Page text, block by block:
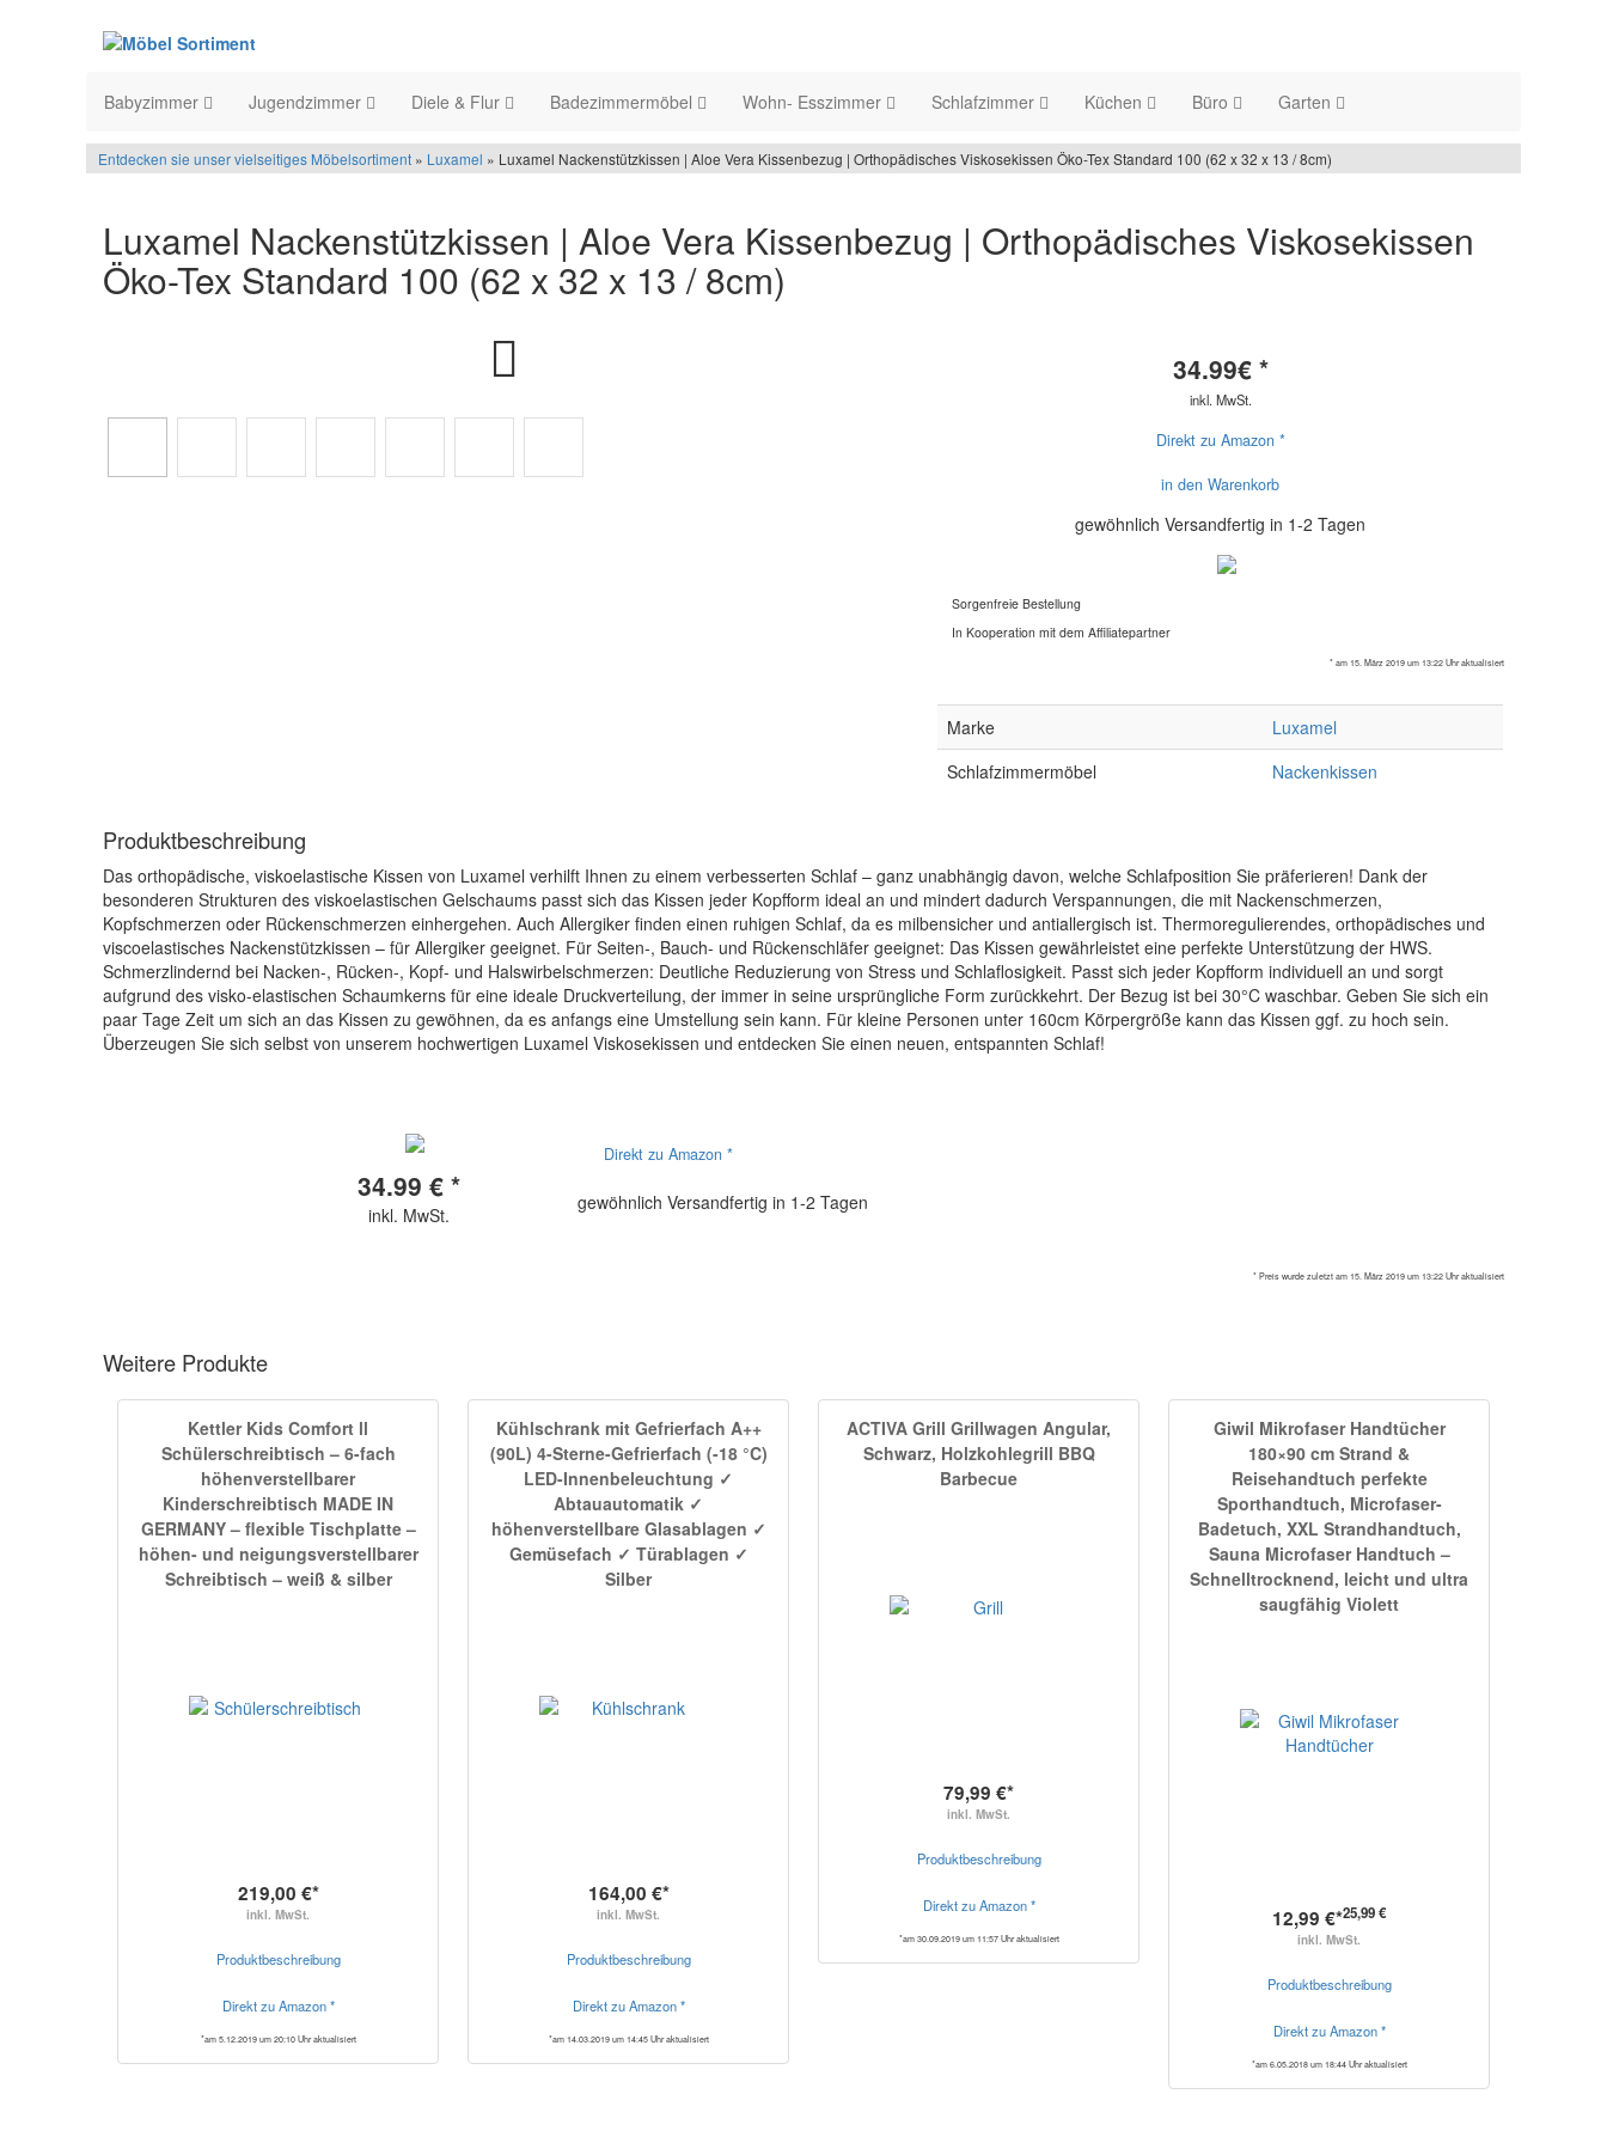
Babyzimmer Jugendzimmer Diele & Flur Badezimmermöbel Wohn- Esszimmer Schlafzimmer Küchen Büro Garten
Entdecken sie unser vielseitiges Möbelsortiment » Luxamel » Luxamel Nackenstützkissen | Aloe Vera Kissenbezug | Orthopädisches Viskosekissen Öko-Tex Standard 100 (62 x 32 x 13 / 8cm)
Luxamel Nackenstützkissen | Aloe Vera Kissenbezug | Orthopädisches Viskosekissen
Öko-Tex Standard 100 (62 x 32 x 13 / 8cm)
34.99€ *
inkl. MwSt.
Direkt zu Amazon *
in den Warenkorb
gewöhnlich Versandfertig in 1-2 Tagen
Sorgenfreie Bestellung
In Kooperation mit dem Affiliatepartner
* am 15. März 2019 um 13:22 Uhr aktualisiert
Marke
Luxamel
Schlafzimmermöbel
Nackenkissen
Produktbeschreibung
Das orthopädische, viskoelastische Kissen von Luxamel verhilft Ihnen zu einem verbesserten Schlaf – ganz unabhängig davon, welche Schlafposition Sie präferieren! Dank der
besonderen Strukturen des viskoelastischen Gelschaums passt sich das Kissen jeder Kopfform ideal an und mindert dadurch Verspannungen, die mit Nackenschmerzen,
Kopfschmerzen oder Rückenschmerzen einhergehen. Auch Allergiker finden einen ruhigen Schlaf, da es milbensicher und antiallergisch ist. Thermoregulierendes, orthopädisches und
viscoelastisches Nackenstützkissen – für Allergiker geeignet. Für Seiten-, Bauch- und Rückenschläfer geeignet: Das Kissen gewährleistet eine perfekte Unterstützung der HWS.
Schmerzlindernd bei Nacken-, Rücken-, Kopf- und Halswirbelschmerzen: Deutliche Reduzierung von Stress und Schlaflosigkeit. Passt sich jeder Kopfform individuell an und sorgt
aufgrund des visko-elastischen Schaumkerns für eine ideale Druckverteilung, der immer in seine ursprüngliche Form zurückkehrt. Der Bezug ist bei 30°C waschbar. Geben Sie sich ein
paar Tage Zeit um sich an das Kissen zu gewöhnen, da es anfangs eine Umstellung sein kann. Für kleine Personen unter 160cm Körpergröße kann das Kissen ggf. zu hoch sein.
Überzeugen Sie sich selbst von unserem hochwertigen Luxamel Viskosekissen und entdecken Sie einen neuen, entspannten Schlaf!
34.99 € *
inkl. MwSt.
Direkt zu Amazon *
gewöhnlich Versandfertig in 1-2 Tagen
* Preis wurde zuletzt am 15. März 2019 um 13:22 Uhr aktualisiert
Weitere Produkte
Kettler Kids Comfort ll
Schülerschreibtisch – 6-fach
höhenverstellbarer
Kinderschreibtisch MADE IN
GERMANY – flexible Tischplatte –
höhen- und neigungsverstellbarer
Schreibtisch – weiß & silber
219,00 €*
inkl. MwSt.
Produktbeschreibung
Direkt zu Amazon *
*am 5.12.2019 um 20:10 Uhr aktualisiert
Kühlschrank mit Gefrierfach A++
(90L) 4-Sterne-Gefrierfach (-18 °C)
LED-Innenbeleuchtung ✓
Abtauautomatik ✓
höhenverstellbare Glasablagen ✓
Gemüsefach ✓ Türablagen ✓
Silber
164,00 €*
inkl. MwSt.
Produktbeschreibung
Direkt zu Amazon *
*am 14.03.2019 um 14:45 Uhr aktualisiert
ACTIVA Grill Grillwagen Angular,
Schwarz, Holzkohlegrill BBQ
Barbecue
79,99 €*
inkl. MwSt.
Produktbeschreibung
Direkt zu Amazon *
*am 30.09.2019 um 11:57 Uhr aktualisiert
Giwil Mikrofaser Handtücher
180×90 cm Strand &
Reisehandtuch perfekte
Sporthandtuch, Microfaser-
Badetuch, XXL Strandhandtuch,
Sauna Microfaser Handtuch –
Schnelltrocknend, leicht und ultra
saugfähig Violett
12,99 €*25,99 €
inkl. MwSt.
Produktbeschreibung
Direkt zu Amazon *
*am 6.05.2018 um 18:44 Uhr aktualisiert